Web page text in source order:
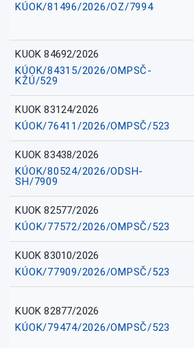
KÚOK/81496/2026/OZ/7994
KUOK 84692/2026
KÚOK/84315/2026/OMPSČ-
KŽÚ/529
KUOK 83124/2026
KÚOK/76411/2026/OMPSČ/523
KUOK 83438/2026
KÚOK/80524/2026/ODSH-
SH/7909
KUOK 82577/2026
KÚOK/77572/2026/OMPSČ/523
KUOK 83010/2026
KÚOK/77909/2026/OMPSČ/523
KUOK 82877/2026
KÚOK/79474/2026/OMPSČ/523